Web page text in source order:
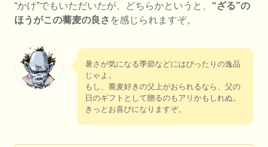
“かけ”でもいただいたが、どちらかというと、 “ざる”の
ほうがこの蕎麦の良さ を感じられますぞ。
暑さが気になる季節などにはぴったりの逸品
じゃよ。
もし、蕎麦好きの父上がおられるなら、父の
日のギフトとして贈るのもアリかもしれぬ。
きっとお喜びになりますぞ。